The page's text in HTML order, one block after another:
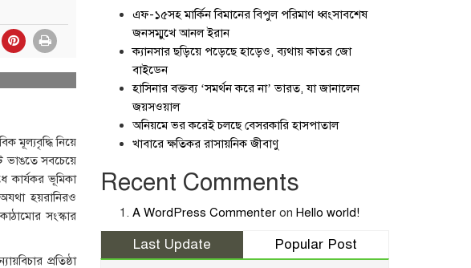
মূল্যবৃদ্ধি নিয়ে
ভাঙতে সবচেয়ে
কার্যকর ভূমিকা
হয়রানিরও
সংস্কার
প্রতিষ্ঠা
এফ-১৫সহ মার্কিন বিমানের বিপুল পরিমাণ ধ্বংসাবশেষ
জনসম্মুখে আনল ইরান
ক্যানসার ছড়িয়ে পড়েছে হাড়েও, ব্যথায় কাতর জো
বাইডেন
হাসিনার বক্তব্য ‘সমর্থন করে না’ ভারত, যা জানালেন
জয়সওয়াল
অনিয়মে ভর করেই চলছে বেসরকারি হাসপাতাল
খাবারে ক্ষতিকর রাসায়নিক জীবাণু
Recent Comments
A WordPress Commenter on Hello world!
Last Update Popular Post